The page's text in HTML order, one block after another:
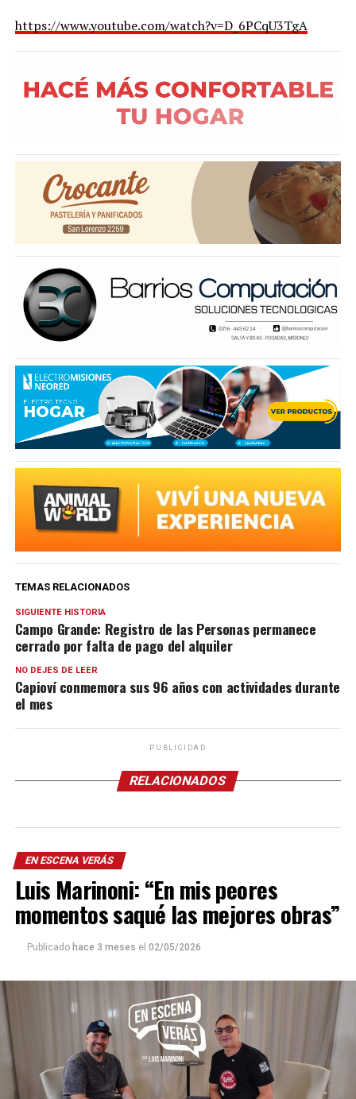
https://www.youtube.com/watch?v=D_6PCqU3TgA
TEMAS RELACIONADOS
SIGUIENTE HISTORIA
Campo Grande: Registro de las Personas permanece
cerrado por falta de pago del alquiler
NO DEJES DE LEER
Capioví conmemora sus 96 años con actividades durante
el mes
PUBLICIDAD
RELACIONADOS
EN ESCENA VERÁS
Luis Marinoni: “En mis peores
momentos saqué las mejores obras”
Publicado hace 3 meses el 02/05/2026